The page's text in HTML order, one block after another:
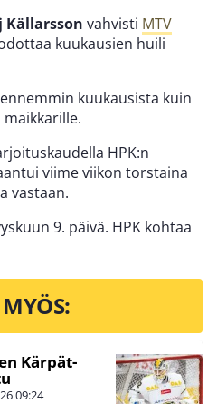
Källarsson vahvisti MTV
kuukausien huili
kuukausista kuin
HPK:n
viime viikon torstaina
vastaan.
9. päivä. HPK kohtaa
Kärpät-
09:24